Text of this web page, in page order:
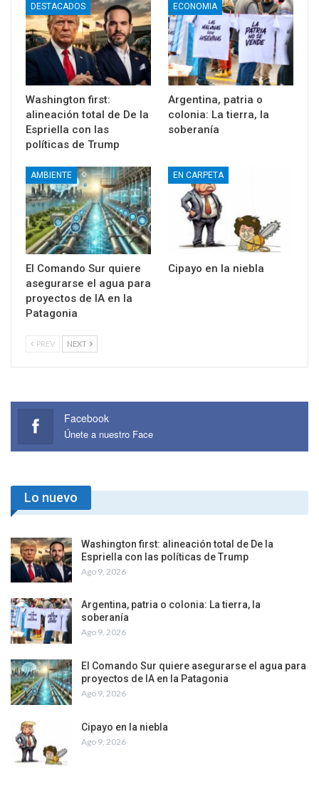
DESTACADOS
Washington first:
alineación total de De la
Espriella con las
políticas de Trump
ECONOMIA
Argentina, patria o
colonia: La tierra, la
soberanía
AMBIENTE
El Comando Sur quiere
asegurarse el agua para
proyectos de IA en la
Patagonia
EN CARPETA
Cipayo en la niebla
PREV NEXT
Facebook
Únete a nuestro Face
Lo nuevo
Washington first: alineación total de De la
Espriella con las políticas de Trump
Ago 9, 2026
Argentina, patria o colonia: La tierra, la
soberanía
Ago 9, 2026
El Comando Sur quiere asegurarse el agua para
proyectos de IA en la Patagonia
Ago 9, 2026
Cipayo en la niebla
Ago 9, 2026